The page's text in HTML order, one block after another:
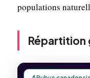
populations
Répartition